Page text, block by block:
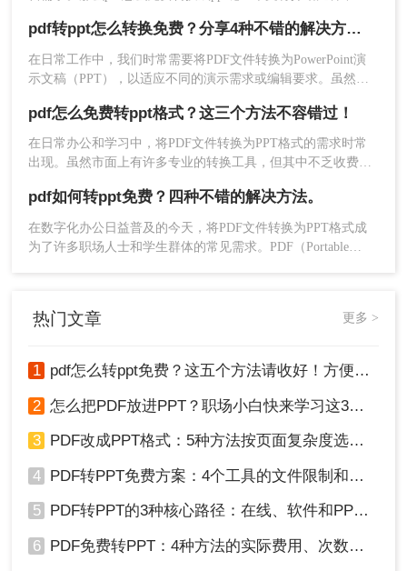
3、文件添加好，点击开始转换等待转换完成
就行了~
避免因文件问题导致转换失败。
我们经常会使用文件属性来对文件进行重命名，我
们其实也可以利用它来修改文件的拓展名，实现格
式转换的操作。
优点：操作简单、无需额外软件
失或文件损坏。
转换操作：
pdf转ppt怎么转换免费？分享4种不错的解决方法！
在日常工作中，我们时常需要将PDF文件转换为PowerPoint演
示文稿（PPT），以适应不同的演示需求或编辑要求。虽然市
全可以免费完成这一过程。那么pdf转ppt怎么转换免费呢？本
文将为你详细介绍几种无需花费任何费用就能将PDF文件转换
为PPT的方法。
pdf怎么免费转ppt格式？这三个方法不容错过！
在日常办公和学习中，将PDF文件转换为PPT格式的需求时常
出现。虽然市面上有许多专业的转换工具，但其中不乏收费高
户的需求，本文将介绍三种免费的方法，帮助您轻松实现PDF
到PPT的转换。
pdf如何转ppt免费？四种不错的解决方法。
在数字化办公日益普及的今天，将PDF文件转换为PPT格式成
为了许多职场人士和学生群体的常见需求。PDF（Portable
转换为PPT的方法。
热门文章 更多 >
1 pdf怎么转ppt免费？这五个方法请收好！方便又好用！
2 怎么把PDF放进PPT？职场小白快来学习这3种方法！
3 PDF改成PPT格式：5种方法按页面复杂度选择！
4 PDF转PPT免费方案：4个工具的文件限制和输出质量对比！
5 PDF转PPT的3种核心路径：在线、软件和PPT自带的适用范围！
6 PDF免费转PPT：4种方法的实际费用、次数限制和效果！